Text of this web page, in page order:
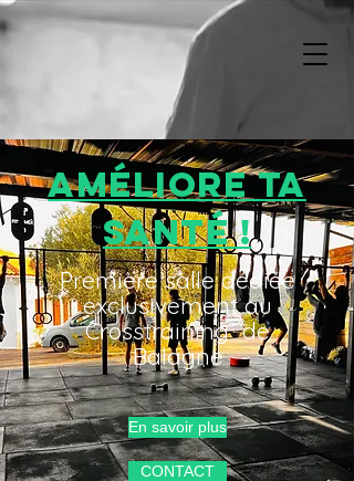
améliore ta
santé !
Première salle dédiée
exclusivement au
Crosstraining de
Balagne
En savoir plus
CONTACT